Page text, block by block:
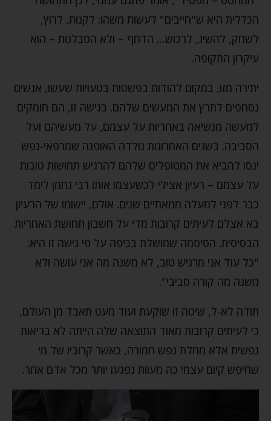
הכללית היא ש"חייבים" לעשות משהו: לקנות, לרוץ,
לשחק, להשיג, לרכוש… הדחף – ולא הסבלנות – הוא
עיקרון התקופה.
יתירה מזו, במקום להודות בפשטות בטעויות שעשו, אנשים
נסחפים לתרץ את המעשים שלהם. בגישה זו, הם חומקים
למעשה מנשיאה באחריות על עצמם, על מעשיהם ועל
הסביבה. בשנים האחרונות נולדה האופנה שמרפאי-נפש
ינסו להביא את המטופלים שלהם להרגיש תחושות טובות
על עצמם – רעיון אצילי לכשעצמו אותו רבי נחמן לימד
כבר לפני למעלה ממאתיים שנים. אולם, יישומו של הרעיון
בא אצלם לעיתים קרובות מדי על חשבון תחושת האחריות
הבסיסית. הסיסמה שמושלת בכיפה על פי גישה זו היא:
"כל עוד אני מרגיש טוב, לא משנה מה אני עושה ולא
משנה מה קורה סביבי".
תודה לא-ל, שיטה זו שוקעת ועוד מעט תאבד מן העולם,
כי לעיתים קרובות מאוד התוצאה שלה הייתה לא בריאות
נפשית אלא מחלת נפש חמורה, כאשר קרוביו של מי
שחיפש קיום עצמי כה מעוות נפגעו יותר מכל אדם אחר.